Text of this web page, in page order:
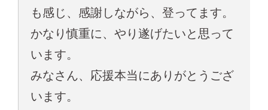
も感じ、感謝しながら、登ってます。
かなり慎重に、やり遂げたいと思って
います。
みなさん、応援本当にありがとうござ
います。